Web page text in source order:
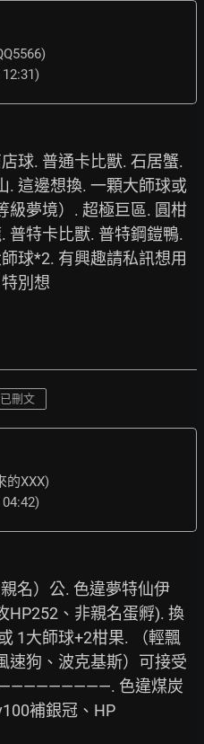
球. 普通卡比獸. 石居蟹.
. 這邊想換. 一顆大師球或
級夢境）. 超極巨區. 圓柑
普特卡比獸. 普特鋼鎧鴨.
球*2. 有興趣請私訊想用
別想
已刪文
的XXX)
名）公. 色違夢特仙伊
HP252、非親名蛋孵). 換
1大師球+2柑果. （輕飄
速狗、波克基斯）可接受
色違煤炭
補銀冠、HP